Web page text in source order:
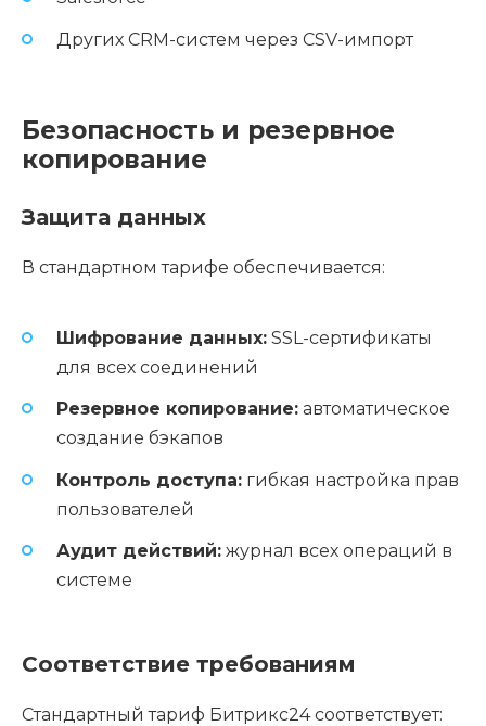
Других CRM-систем через CSV-импорт
Безопасность и резервное
копирование
Защита данных
В стандартном тарифе обеспечивается:
Шифрование данных: SSL-сертификаты
для всех соединений
Резервное копирование: автоматическое
создание бэкапов
Контроль доступа: гибкая настройка прав
пользователей
Аудит действий: журнал всех операций в
системе
Соответствие требованиям
Стандартный тариф Битрикс24 соответствует: